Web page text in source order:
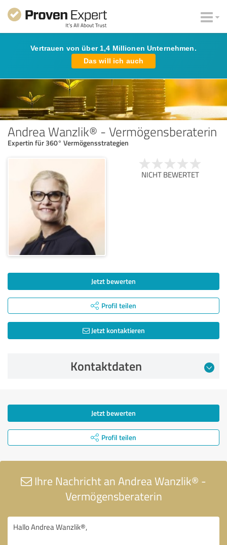
Vertrauen von über 1,4 Millionen Unternehmen.
Das will ich auch
Andrea Wanzlik® - Vermögensberaterin
Expertin für 360° Vermögensstrategien
NICHT BEWERTET
Jetzt bewerten
Profil teilen
Jetzt kontaktieren
Kontaktdaten
Jetzt bewerten
Profil teilen
Ihre Nachricht an Andrea Wanzlik® -
Vermögensberaterin